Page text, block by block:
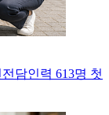
담인력 613명 첫